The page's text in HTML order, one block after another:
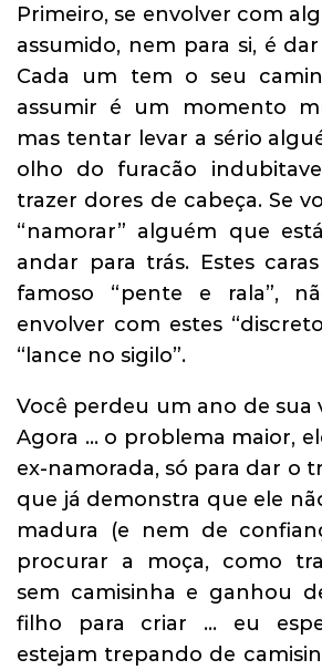
Primeiro, se envolver com
assumido, nem para si, é
Cada um tem o seu
assumir é um momento
mas tentar levar a sério
olho do furacão
trazer dores de cabeça. Se
“namorar” alguém que
andar para trás. Estes
famoso “pente e rala”,
envolver com estes
“lance no sigilo”.
Você perdeu um ano de sua
Agora … o problema maior,
ex-namorada, só para dar o
que já demonstra que ele
madura (e nem de
procurar a moça, como
sem camisinha e ganhou
filho para criar … eu
estejam trepando de